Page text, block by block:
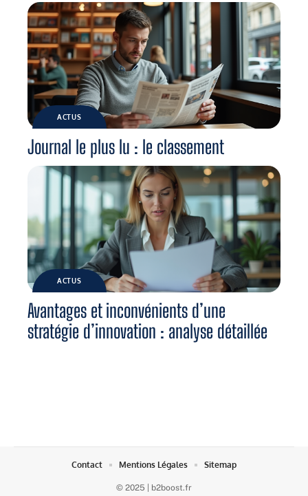
ACTUS
Journal le plus lu : le classement
ACTUS
Avantages et inconvénients d’une
stratégie d’innovation : analyse détaillée
© 2025 | b2boost.fr
Contact Mentions Légales Sitemap